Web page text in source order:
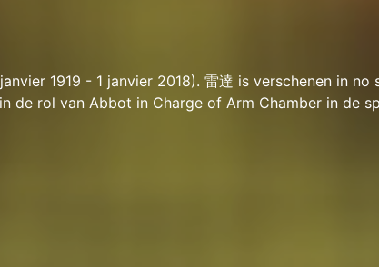
1919 - 1 janvier 2018). 雷達 is verschenen in no
de rol van Abbot in Charge of Arm Chamber in de